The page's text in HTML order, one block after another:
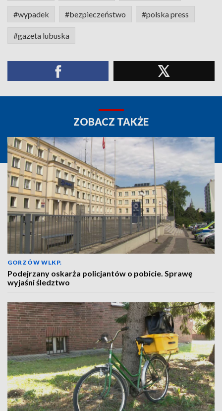
#wypadek #bezpieczeństwo #polska press
#gazeta lubuska
ZOBACZ TAKŻE
GORZÓW WLKP.
Podejrzany oskarża policjantów o pobicie. Sprawę
wyjaśni śledztwo